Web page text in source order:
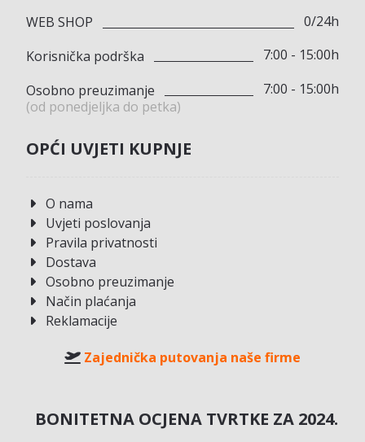
WEB SHOP
0/24h
Korisnička podrška
7:00 - 15:00h
Osobno preuzimanje
(od ponedjeljka do petka)
7:00 - 15:00h
OPĆI UVJETI KUPNJE
O nama
Uvjeti poslovanja
Pravila privatnosti
Dostava
Osobno preuzimanje
Način plaćanja
Reklamacije
Zajednička putovanja naše firme
BONITETNA OCJENA TVRTKE ZA 2024.